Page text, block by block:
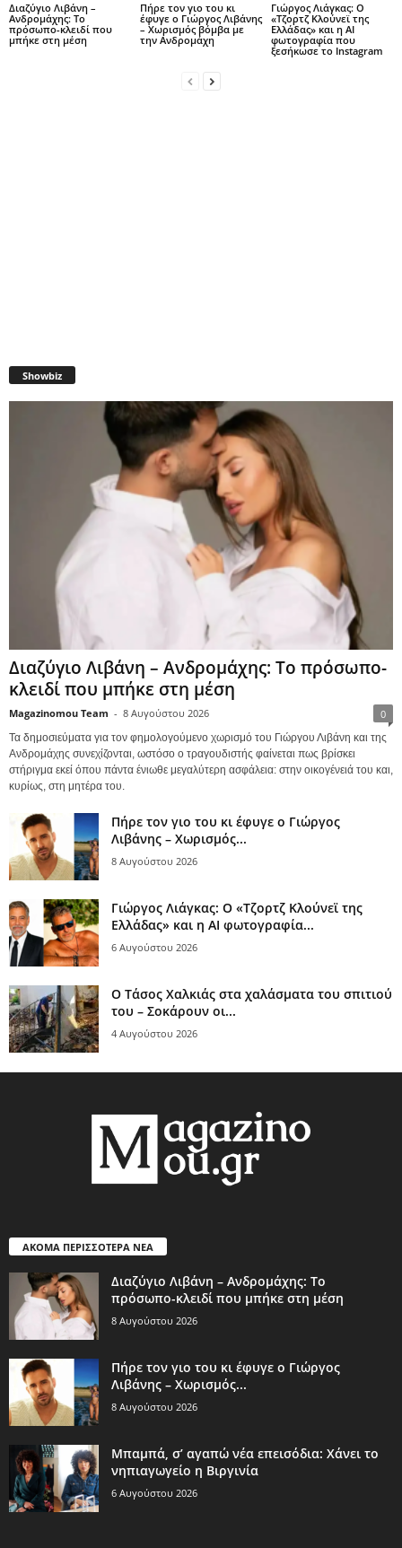
Διαζύγιο Λιβάνη –
Ανδρομάχης: Το
πρόσωπο-κλειδί που
μπήκε στη μέση
Πήρε τον γιο του κι
έφυγε ο Γιώργος Λιβάνης
– Χωρισμός βόμβα με
την Ανδρομάχη
Γιώργος Λιάγκας: Ο
«Τζορτζ Κλούνεϊ της
Ελλάδας» και η AI
φωτογραφία που
ξεσήκωσε το Instagram
Showbiz
Διαζύγιο Λιβάνη – Ανδρομάχης: Το πρόσωπο-
κλειδί που μπήκε στη μέση
Magazinomou Team - 8 Αυγούστου 2026 0
Τα δημοσιεύματα για τον φημολογούμενο χωρισμό του Γιώργου Λιβάνη και της
Ανδρομάχης συνεχίζονται, ωστόσο ο τραγουδιστής φαίνεται πως βρίσκει
στήριγμα εκεί όπου πάντα ένιωθε μεγαλύτερη ασφάλεια: στην οικογένειά του και,
κυρίως, στη μητέρα του.
Πήρε τον γιο του κι έφυγε ο Γιώργος
Λιβάνης – Χωρισμός...
8 Αυγούστου 2026
Γιώργος Λιάγκας: Ο «Τζορτζ Κλούνεϊ της
Ελλάδας» και η AI φωτογραφία...
6 Αυγούστου 2026
Ο Τάσος Χαλκιάς στα χαλάσματα του σπιτιού
του – Σοκάρουν οι...
4 Αυγούστου 2026
ΑΚΟΜΑ ΠΕΡΙΣΣΟΤΕΡΑ ΝΕΑ
Διαζύγιο Λιβάνη – Ανδρομάχης: Το
πρόσωπο-κλειδί που μπήκε στη μέση
8 Αυγούστου 2026
Πήρε τον γιο του κι έφυγε ο Γιώργος
Λιβάνης – Χωρισμός...
8 Αυγούστου 2026
Μπαμπά, σ’ αγαπώ νέα επεισόδια: Χάνει το
νηπιαγωγείο η Βιργινία
6 Αυγούστου 2026